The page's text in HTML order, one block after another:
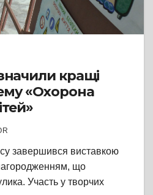
кращі
«Охорона
завершився виставкою
що
Участь у творчих